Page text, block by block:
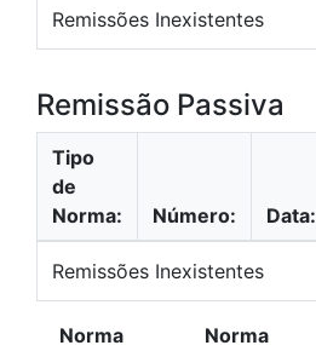
Remissões Inexistentes
Remissão Passiva
Tipo
de
Norma:
Número: Data:
Remissões Inexistentes
Norma
Norma